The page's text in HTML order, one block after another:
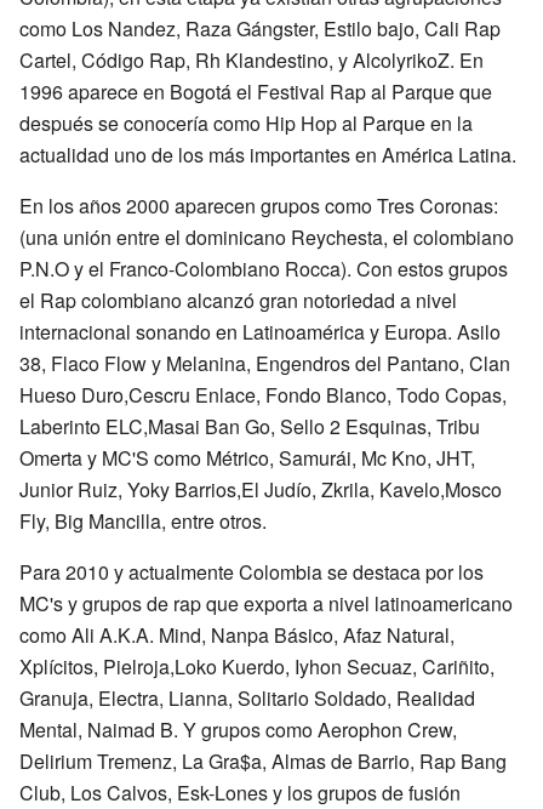
como Los Nandez, Raza Gángster, Estilo bajo, Cali Rap
Cartel, Código Rap, Rh Klandestino, y AlcolyrikoZ. En
1996 aparece en Bogotá el Festival Rap al Parque que
después se conocería como Hip Hop al Parque en la
actualidad uno de los más importantes en América Latina.
En los años 2000 aparecen grupos como Tres Coronas:
(una unión entre el dominicano Reychesta, el colombiano
P.N.O y el Franco-Colombiano Rocca). Con estos grupos
el Rap colombiano alcanzó gran notoriedad a nivel
internacional sonando en Latinoamérica y Europa. Asilo
38, Flaco Flow y Melanina, Engendros del Pantano, Clan
Hueso Duro,Cescru Enlace, Fondo Blanco, Todo Copas,
Laberinto ELC,Masai Ban Go, Sello 2 Esquinas, Tribu
Omerta y MC'S como Métrico, Samurái, Mc Kno, JHT,
Junior Ruiz, Yoky Barrios,El Judío, Zkrila, Kavelo,Mosco
Fly, Big Mancilla, entre otros.
Para 2010 y actualmente Colombia se destaca por los
MC's y grupos de rap que exporta a nivel latinoamericano
como Ali A.K.A. Mind, Nanpa Básico, Afaz Natural,
Xplícitos, Pielroja,Loko Kuerdo, Iyhon Secuaz, Cariñito,
Granuja, Electra, Lianna, Solitario Soldado, Realidad
Mental, Naimad B. Y grupos como Aerophon Crew,
Delirium Tremenz, La Gra$a, Almas de Barrio, Rap Bang
Club, Los Calvos, Esk-Lones y los grupos de fusión